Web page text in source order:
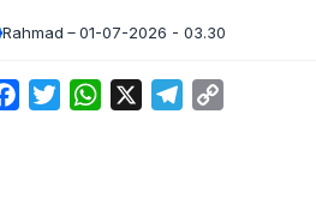
Rahmad 01-07-2026 - 03.30
FacebookTwitterWhatsApp Telegram